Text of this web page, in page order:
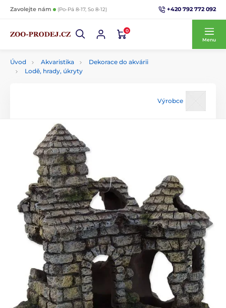
Zavolejte nám (Po-Pá 8-17, So 8-12) +420 792 772 092
0
Menu
Úvod Akvaristika
Dekorace do akvárii
Lodě, hrady, úkryty
Výrobce